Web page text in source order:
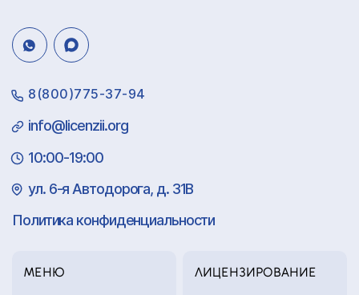
8(800)775-37-94
info@licenzii.org
10:00-19:00
ул. 6-я Автодорога, д. 31В
Политика конфиденциальности
МЕНЮ ЛИЦЕНЗИРОВАНИЕ